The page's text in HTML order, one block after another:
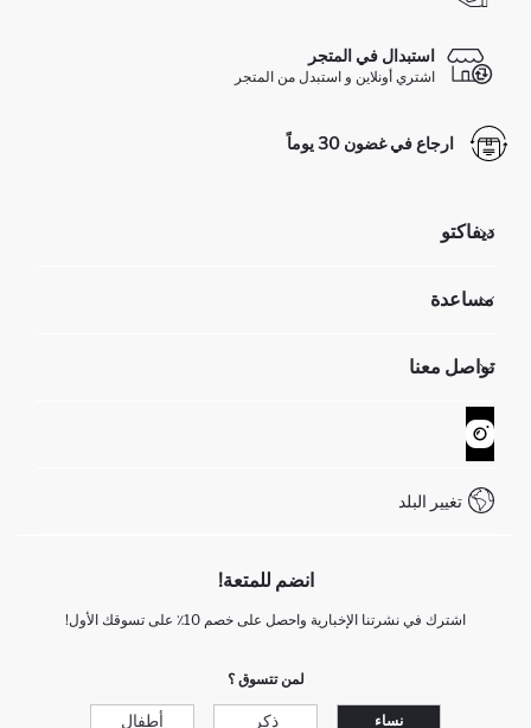
استبدال في المتجر
اشتري أونلاين و استبدل من المتجر
ارجاع في غضون 30 يوماً
ديفاكتو
تعرف علينا
GIFT CLUB
مساعدة
عمليات الارجاع و الاستبدال السهلة
تتبع الشحنة
كيف يمكنك التسوق في ديفاكتو ؟
تواصل معنا
نموذج الاتصال
خدمة العملاء
تغيير البلد
انضم للمتعة!
اشترك في نشرتنا الإخبارية واحصل على خصم 10٪ على تسوقك الأول!
لمن تتسوق ؟
نساء ذكر أطفال